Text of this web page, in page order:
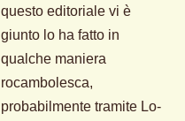
questo editoriale vi è
giunto lo ha fatto in
qualche maniera
rocambolesca,
probabilmente tramite Lo-